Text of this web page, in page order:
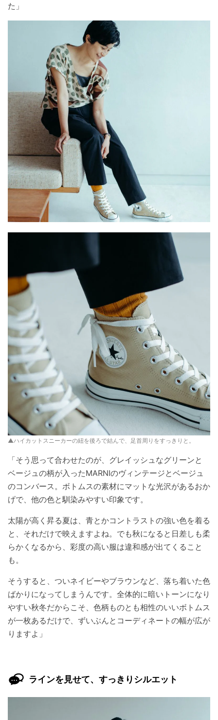
た」
▲ハイカットスニーカーの紐を後ろで結んで、足首周りをすっきりと。
「そう思って合わせたのが、グレイッシュなグリーンと
ベージュの柄が入ったMARNIのヴィンテージとベージュ
のコンバース。ボトムスの素材にマットな光沢があるおか
げで、他の色と馴染みやすい印象です。
太陽が高く昇る夏は、青とかコントラストの強い色を着る
と、それだけで映えますよね。でも秋になると日差しも柔
らかくなるから、彩度の高い服は違和感が出てくること
も。
そうすると、ついネイビーやブラウンなど、落ち着いた色
ばかりになってしまうんです。全体的に暗いトーンになり
やすい秋冬だからこそ、色柄ものとも相性のいいボトムス
が一枚あるだけで、ずいぶんとコーディネートの幅が広が
りますよ」
ラインを見せて、すっきりシルエット